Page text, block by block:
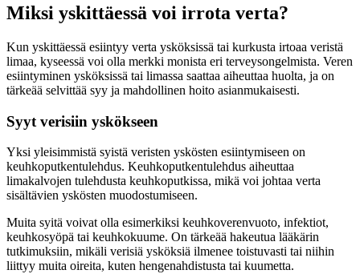
Miksi yskittäessä voi irrota verta?
Kun yskittäessä esiintyy verta ysköksissä tai kurkusta irtoaa veristä
limaa, kyseessä voi olla merkki monista eri terveysongelmista. Veren
esiintyminen ysköksissä tai limassa saattaa aiheuttaa huolta, ja on
tärkeää selvittää syy ja mahdollinen hoito asianmukaisesti.
Syyt verisiin yskökseen
Yksi yleisimmistä syistä veristen yskösten esiintymiseen on
keuhkoputkentulehdus. Keuhkoputkentulehdus aiheuttaa
limakalvojen tulehdusta keuhkoputkissa, mikä voi johtaa verta
sisältävien yskösten muodostumiseen.
Muita syitä voivat olla esimerkiksi keuhkoverenvuoto, infektiot,
keuhkosyöpä tai keuhkokuume. On tärkeää hakeutua lääkärin
tutkimuksiin, mikäli verisiä ysköksiä ilmenee toistuvasti tai niihin
liittyy muita oireita, kuten hengenahdistusta tai kuumetta.